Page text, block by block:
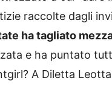
raccolte dagli
ha tagliato
e ha puntato
A Diletta